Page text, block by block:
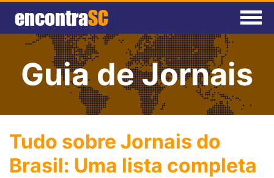
encontraSC
Agenda
Guia de Jornais
Tudo sobre Jornais do
Brasil: Uma lista completa